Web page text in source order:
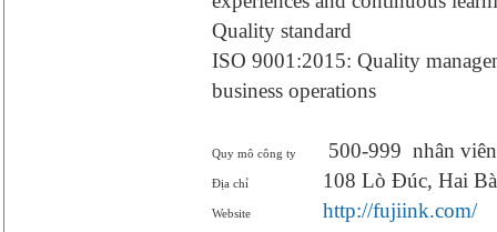
Quality standard
ISO 9001:2015: Quality
business operations
Quy mô công ty 500-999 nhân viên
Địa chỉ 108 Lò Đúc, Hai
Website http://fujiink.com/